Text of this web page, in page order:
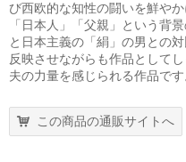
び西欧的な知性の闘いを鮮や
「日本人」「父親」という背
と日本主義の「絹」の男との
反映させながらも作品として
夫の力量を感じられる作品です
この商品の通販サイトへ